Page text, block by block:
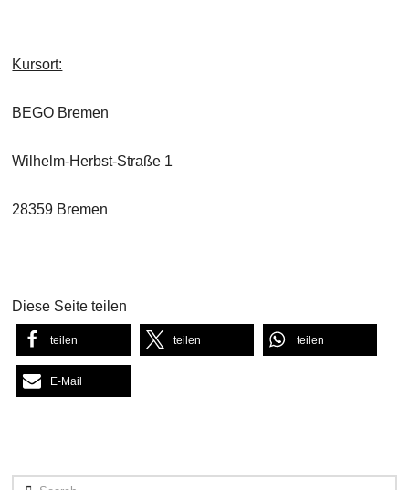
Kursort:
BEGO Bremen
Wilhelm-Herbst-Straße 1
28359 Bremen
Diese Seite teilen
teilen teilen teilen
E-Mail
Search